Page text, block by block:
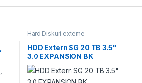
Hard Diskuri externe
HDD Extern SG 20 TB 3.5"
3.0 EXPANSION BK